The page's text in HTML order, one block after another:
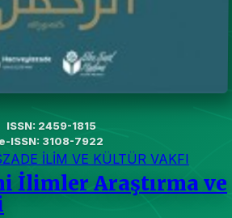
ISSN: 2459-1815
e-ISSN: 3108-7922
İLİM VE KÜLTÜR VAKFI
İlimler Araştırma ve